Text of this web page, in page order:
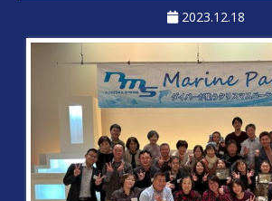
2023.12.18